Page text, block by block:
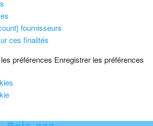
fournisseurs
ces finalités
préférences Enregistrer les préférences